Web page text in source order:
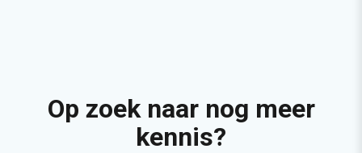
Op zoek naar nog meer
kennis?